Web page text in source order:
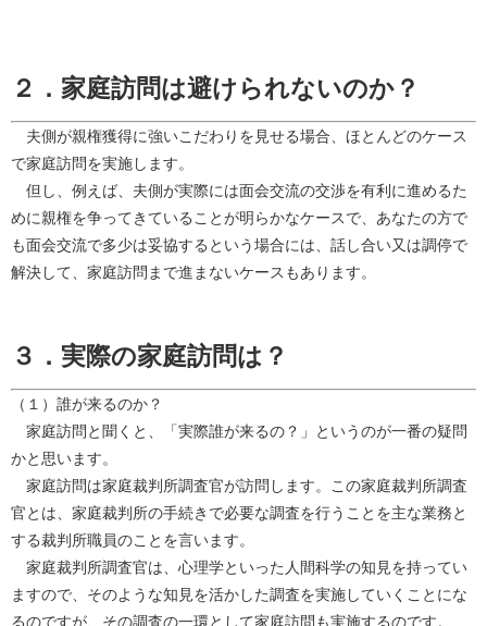
２．家庭訪問は避けられないのか？
夫側が親権獲得に強いこだわりを見せる場合、ほとんどのケース
で家庭訪問を実施します。
但し、例えば、夫側が実際には面会交流の交渉を有利に進めるた
めに親権を争ってきていることが明らかなケースで、あなたの方で
も面会交流で多少は妥協するという場合には、話し合い又は調停で
解決して、家庭訪問まで進まないケースもあります。
３．実際の家庭訪問は？
（１）誰が来るのか？
家庭訪問と聞くと、「実際誰が来るの？」というのが一番の疑問
かと思います。
家庭訪問は家庭裁判所調査官が訪問します。この家庭裁判所調査
官とは、家庭裁判所の手続きで必要な調査を行うことを主な業務と
する裁判所職員のことを言います。
家庭裁判所調査官は、心理学といった人間科学の知見を持ってい
ますので、そのような知見を活かした調査を実施していくことにな
るのですが、その調査の一環として家庭訪問も実施するのです。